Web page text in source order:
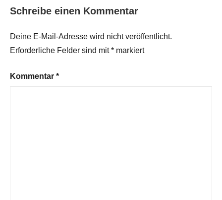
Schreibe einen Kommentar
Deine E-Mail-Adresse wird nicht veröffentlicht.
Erforderliche Felder sind mit* markiert
Kommentar *